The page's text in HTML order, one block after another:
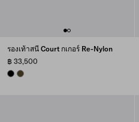
รองเท้าสนี Court กเกอร์ Re-Nylon
฿ 33,500
BLACKOLIVE GREEN